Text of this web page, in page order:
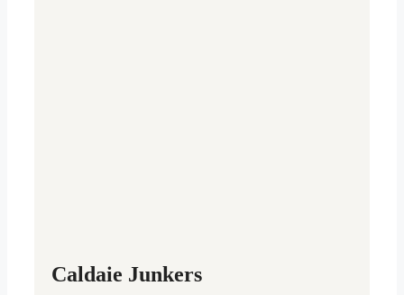
Caldaie Junkers